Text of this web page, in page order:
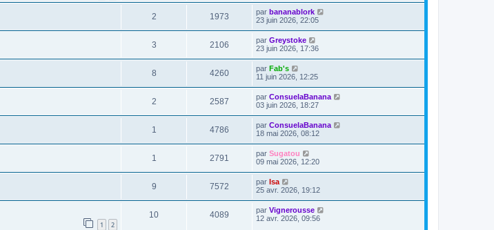
2 1973 par bananablork
23 juin 2026, 22:05
3 2106 par Greystoke
23 juin 2026, 17:36
8 4260 par Fab's
11 juin 2026, 12:25
2 2587 par ConsuelaBanana
03 juin 2026, 18:27
1 4786 par ConsuelaBanana
18 mai 2026, 08:12
1 2791 par Sugatou
09 mai 2026, 12:20
9 7572 par Isa
25 avr. 2026, 19:12
1 2
10 4089 par Vignerousse
12 avr. 2026, 09:56